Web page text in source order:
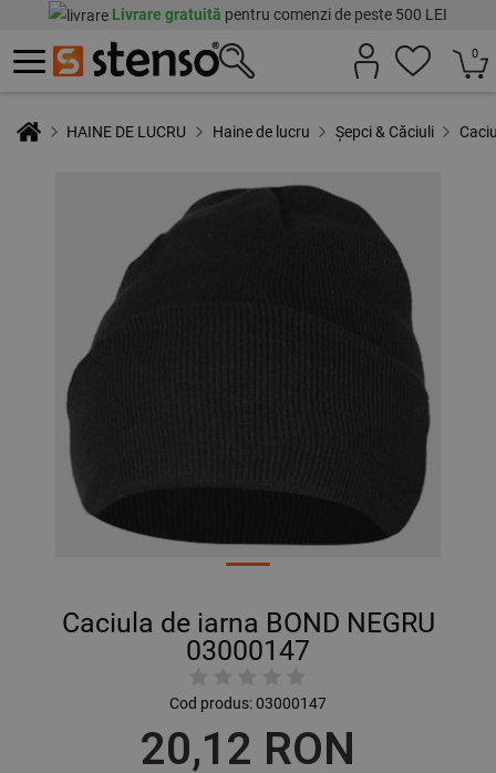
Livrare gratuită pentru comenzi de peste 500 LEI
0
HAINE DE LUCRU Haine de lucru Șepci & Căciuli
Caciula de iarna BOND NEGRU
03000147
Cod produs:03000147
20,12 RON